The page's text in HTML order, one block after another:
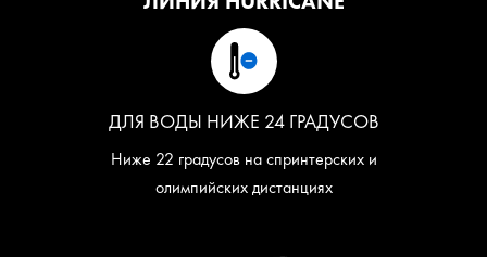
ДЛЯ ВОДЫ НИЖЕ 24 ГРАДУСОВ
Ниже 22 градусов на спринтерских и
олимпийских дистанциях